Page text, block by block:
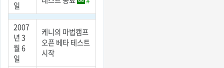
일
2007
년 3
월 6
일
케니의 마법캠프
오픈 베타 테스트
시작